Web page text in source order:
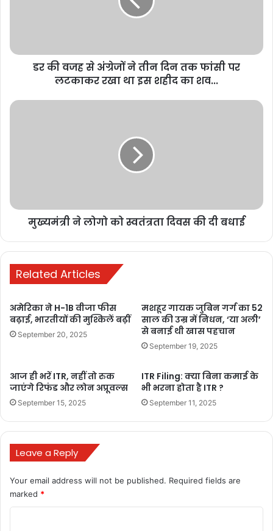
महज पांच हजार से की थी निवेश
की शुरुआत
स्वर्गीय राकेश झुनझुनवाला ने वर्ष 1985 में निवेश की दुनिया में कदम रखा। इस
कुल संपत्ति 41 हजार करोड़ रुपये से अधिक है। झुनझुनवाला ने इंस्टीट्यूट ऑफ
चार्टर्ड अकाउंटेंट्स से सीए की डिग्री भी ली। कहा जाता है कि शेयर बाजार में
झुनझुनवाला की दिलचस्पी अपने पिता की वजह से थी। उनके पिता एक कर
उनके पिता अक्सर अपने दोस्तों के साथ शेयर बाजार के बारे में बात करते थे।
झुनझुनवाला अपने पिता की बातों को ध्यान से सुनते थे। तभी से उन्होंने दलाल
स्ट्रीट को समझना शुरू किया और यहीं से इन्वेस्टमेंट की दुनिया में उड़ान भरने
गया कि अगर कहीं से भी बड़ा पैसा कमाया जा सकता है, तो यही एकमात्र जगह है।
Buland Hindustan
Rakesh Jhunjhunwala
rakesh jhunjhunwala age
डर की वजह से अंग्रेजों ने तीन दिन तक फांसी पर
लटकाकर रखा था इस शहीद का शव...
मुख्यमंत्री ने लोगो को स्वतंत्रता दिवस की दी बधाई
Related Articles
अमेरिका ने H-1B वीजा फीस
बढ़ाई, भारतीयों की मुश्किलें बढ़ीं
September 20, 2025
मशहूर गायक जुबिन गर्ग का 52
साल की उम्र में निधन, ‘या अली’
से बनाई थी खास पहचान
September 19, 2025
आज ही भरें ITR, नहीं तो रुक
जाएंगे रिफंड और लोन अप्रूवल्स
September 15, 2025
ITR Filing: क्या बिना कमाई के
भी भरना होता है ITR ?
September 11, 2025
Leave a Reply
Your email address will not be published. Required fields are
marked *